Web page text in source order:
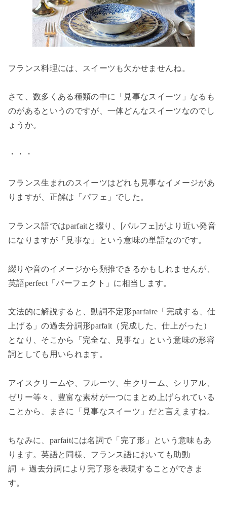
フランス料理には、スイーツも欠かせませんね。
さて、数多くある種類の中に「見事なスイーツ」なるも
のがあるというのですが、一体どんなスイーツなのでし
ょうか。
・・・
フランス生まれのスイーツはどれも見事なイメージがあ
りますが、正解は「パフェ」でした。
フランス語ではparfaitと綴り、 [パルフェ] がより近い発音
になりますが「見事な」という意味の単語なのです。
綴りや音のイメージから類推できるかもしれませんが、
英語perfect「パーフェクト」に相当します。
文法的に解説すると、動詞不定形parfaire 「完成する、仕
上げる」の過去分詞形parfait （完成した、仕上がった）
となり、そこから「完全な、見事な」という意味の形容
詞としても用いられます。
アイスクリームや、フルーツ、生クリーム、シリアル、
ゼリー等々、豊富な素材が一つにまとめ上げられている
ことから、まさに「見事なスイーツ」だと言えますね。
ちなみに、 parfaitには名詞で「完了形」という意味もあ
ります。英語と同様、フランス語においても助動
詞
＋ 過去分詞により完了形を表現することができま
す。